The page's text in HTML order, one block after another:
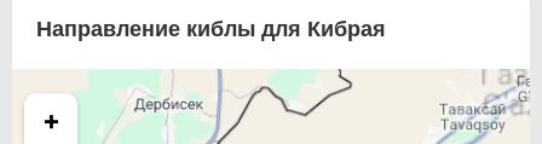
Направление киблы для Кибрая
+